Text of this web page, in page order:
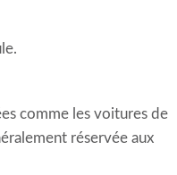
comme les voitures de
réservée aux